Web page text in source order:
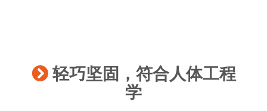
轻巧坚固，符合人体工程
学